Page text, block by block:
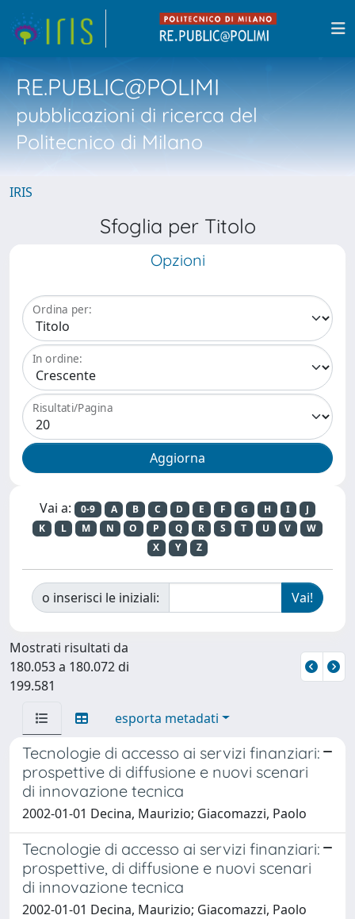
RE.PUBLIC@POLIMI
pubblicazioni di ricerca del
Politecnico di Milano
IRIS
Sfoglia per Titolo
Opzioni
Ordina per:
In ordine:
Risultati/Pagina
Vai a: 0-9 A B C D E F G H I
J
K
L M N O P Q R S T U V
W
X
Y Z
o inserisci le iniziali:
Mostrati risultati da
180.053 a 180.072 di
199.581
esporta metadati
Tecnologie di accesso ai servizi finanziari:
prospettive di diffusione e nuovi scenari
di innovazione tecnica
2002-01-01 Decina, Maurizio; Giacomazzi, Paolo
Tecnologie di accesso ai servizi finanziari:
prospettive, di diffusione e nuovi scenari
di innovazione tecnica
2002-01-01 Decina, Maurizio; Giacomazzi, Paolo